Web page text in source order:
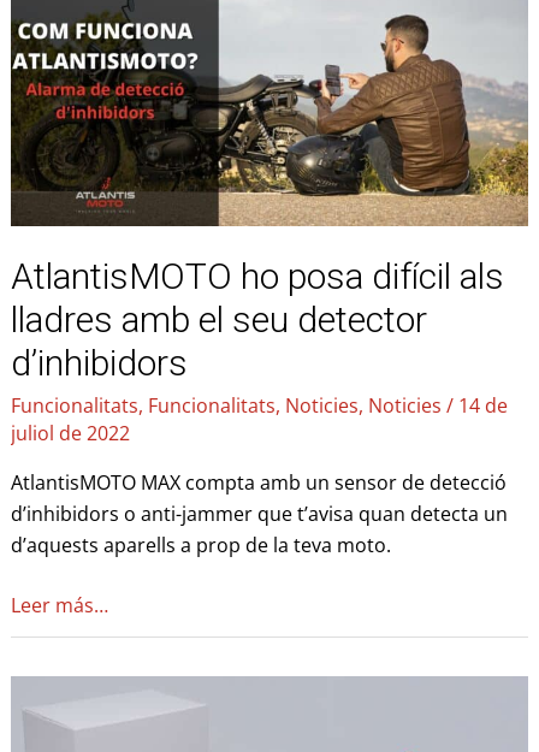
AtlantisMOTO ho posa difícil als
lladres amb el seu detector
d’inhibidors
Funcionalitats, Funcionalitats, Noticies, Noticies / 14 de
juliol de 2022
AtlantisMOTO MAX compta amb un sensor de detecció
d’inhibidors o anti-jammer que t’avisa quan detecta un
d’aquests aparells a prop de la teva moto.
difícil
als
lladres
amb
el
seu
detector
Leer más…
AtlantisMOTO?